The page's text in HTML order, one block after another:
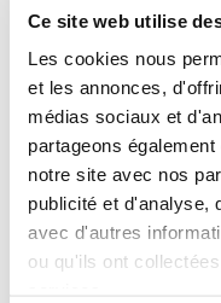
Ce site web utilise
Les cookies nous
et les annonces,
médias sociaux et
partageons
notre site avec nos
publicité et d'analyse,
avec d'autres
ou qu'ils ont